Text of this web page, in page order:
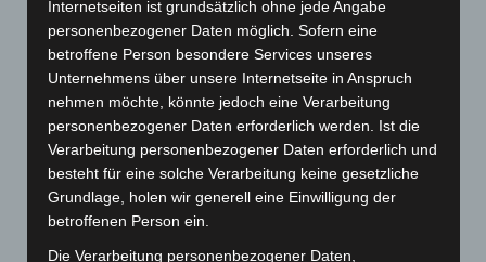
Internetseiten ist grundsätzlich ohne jede Angabe
personenbezogener Daten möglich. Sofern eine
betroffene Person besondere Services unseres
Unternehmens über unsere Internetseite in Anspruch
nehmen möchte, könnte jedoch eine Verarbeitung
personenbezogener Daten erforderlich werden. Ist die
Verarbeitung personenbezogener Daten erforderlich und
besteht für eine solche Verarbeitung keine gesetzliche
Grundlage, holen wir generell eine Einwilligung der
betroffenen Person ein.
Die Verarbeitung personenbezogener Daten,